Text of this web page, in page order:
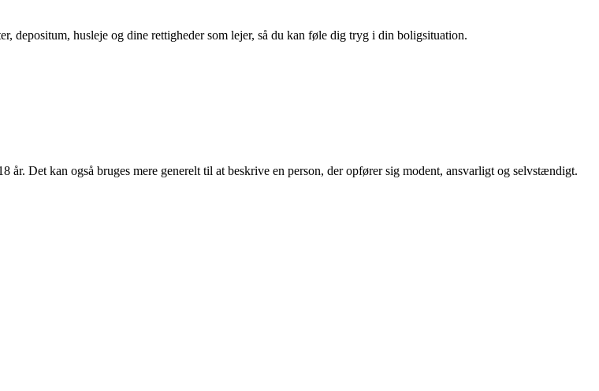
husleje og dine rettigheder som lejer, så du kan føle dig tryg i din boligsituation.
år. Det kan også bruges mere generelt til at beskrive en person, der opfører sig modent, ansvarligt og selvstændigt.